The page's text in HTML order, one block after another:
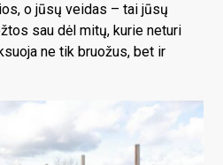
o jūsų veidas – tai jūsų
sau dėl mitų, kurie neturi
ne tik bruožus, bet ir